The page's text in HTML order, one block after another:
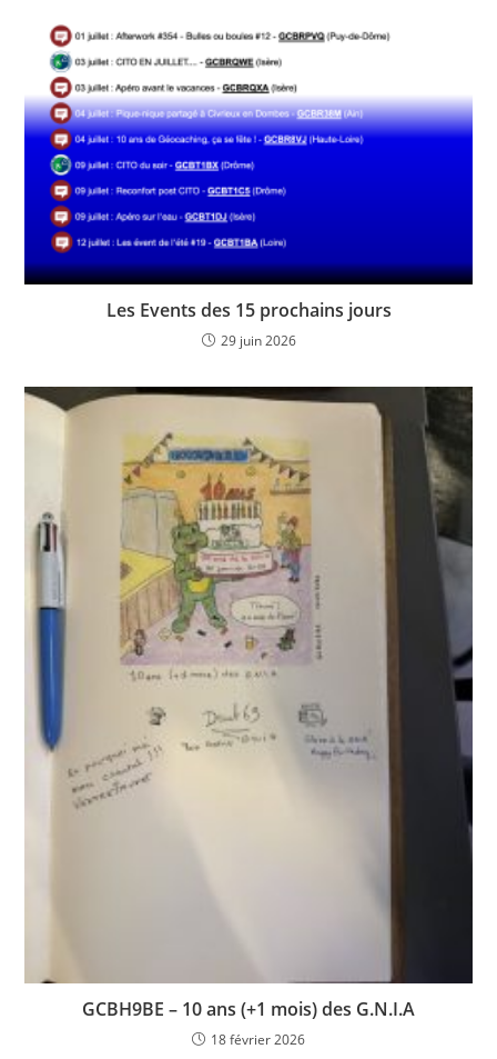
Les Events des 15 prochains jours
29 juin 2026
GCBH9BE – 10 ans (+1 mois) des G.N.I.A
18 février 2026